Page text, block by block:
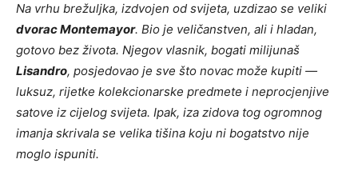
Na vrhu brežuljka, izdvojen od svijeta, uzdizao se veliki
dvorac Montemayor. Bio je veličanstven, ali i hladan,
gotovo bez života. Njegov vlasnik, bogati milijunaš
Lisandro, posjedovao je sve što novac može kupiti —
luksuz, rijetke kolekcionarske predmete i neprocjenjive
satove iz cijelog svijeta. Ipak, iza zidova tog ogromnog
imanja skrivala se velika tišina koju ni bogatstvo nije
moglo ispuniti.